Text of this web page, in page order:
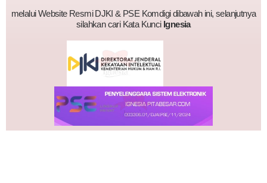
melalui Website Resmi DJKI & PSE Komdigi dibawah ini, selanjutnya
silahkan cari Kata Kunci Ignesia